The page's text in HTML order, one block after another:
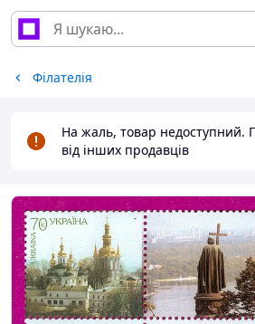
Філателія
На жаль, товар недоступний.
від інших продавців